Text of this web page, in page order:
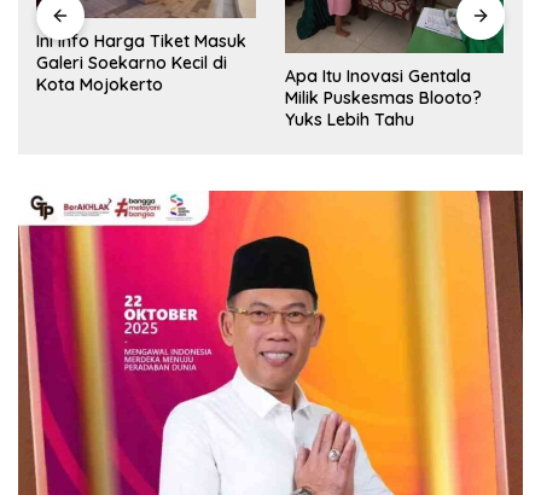
Ini Info Harga Tiket Masuk
Galeri Soekarno Kecil di
Kota Mojokerto
Apa Itu Inovasi Gentala
Milik Puskesmas Blooto?
Yuks Lebih Tahu